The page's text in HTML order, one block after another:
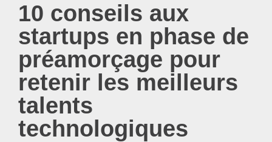
10 conseils aux
startups en phase de
préamorçage pour
retenir les meilleurs
talents
technologiques